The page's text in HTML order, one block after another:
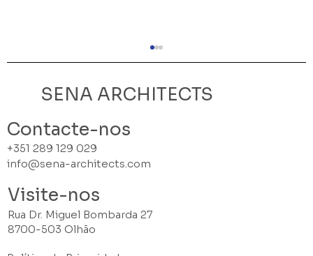
4.ª Edição do Prémio de Arquitetura
do Algarve'24
SENA ARCHITECTS
Contacte-nos
+351 289 129 029
info@sena-architects.com
Visite-nos
Rua Dr. Miguel Bombarda 27
8700-503 Olhão